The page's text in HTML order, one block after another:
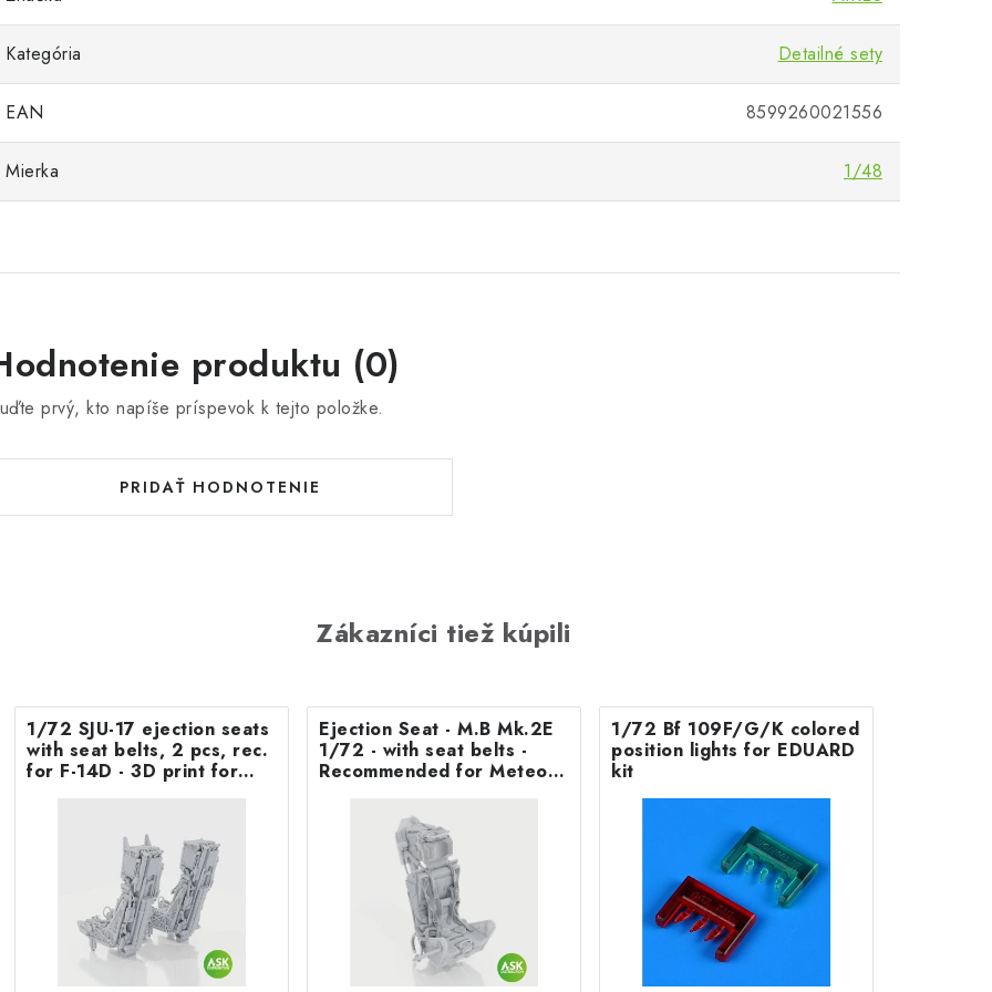
Kategória Detailné sety
EAN 8599260021556
Mierka 1/48
produktu (0)
prvý, kto napíše príspevok k tejto položke.
PRIDAŤ HODNOTENIE
Zákazníci tiež kúpili
1/72 SJU-17 ejection seats
with seat belts, 2 pcs, rec.
for F-14D - 3D print for
Ejection Seat - M.B Mk.2E
1/72 - with seat belts -
Recommended for Meteor
1/72 Bf 109F/G/K colored
position lights for EDUARD
kit